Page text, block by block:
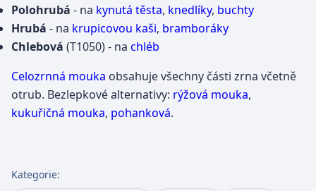
Polohrubá - na kynutá těsta, knedlíky, buchty
Hrubá - na krupicovou kaši, bramboráky
Chlebová (T1050) - na chléb
Celozrnná mouka obsahuje všechny části zrna včetně
otrub. Bezlepkové alternativy: rýžová mouka,
kukuřičná mouka, pohanková.
Kategorie: